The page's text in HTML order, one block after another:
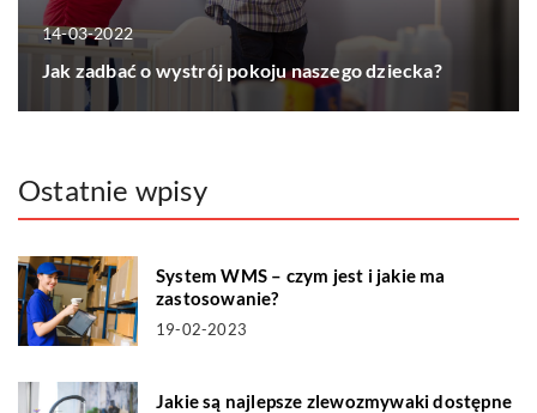
14-03-2022
Jak zadbać o wystrój pokoju naszego dziecka?
Ostatnie wpisy
System WMS – czym jest i jakie ma
zastosowanie?
19-02-2023
Jakie są najlepsze zlewozmywaki dostępne